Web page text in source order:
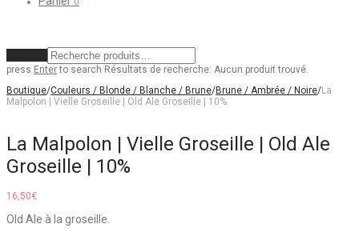
press Enterto search Résultats de recherche: Aucun produit trouvé.
Boutique/Couleurs / Blonde / Blanche / Brune/Brune / Ambrée / Noire/La
Malpolon | Vielle Groseille | Old Ale Groseille | 10%
La Malpolon | Vielle Groseille | Old Ale
Groseille | 10%
16,50€
Old Ale à la groseille.